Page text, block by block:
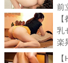
前
乳
楽